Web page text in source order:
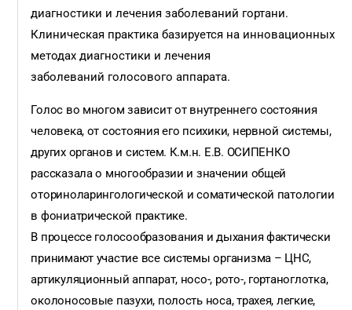
диагностики и лечения заболеваний гортани.
Клиническая практика базируется на инновационных
методах диагностики и лечения
заболеваний голосового аппарата.
Голос во многом зависит от внутреннего состояния
человека, от состояния его психики, нервной системы,
других органов и систем. К.м.н. Е.В. ОСИПЕНКО
рассказала о многообразии и значении общей
оториноларингологической и соматической патологии
в фониатрической практике.
В процессе голосообразования и дыхания фактически
принимают участие все системы организма – ЦНС,
артикуляционный аппарат, носо-, рото-, гортаноглотка,
околоносовые пазухи, полость носа, трахея, легкие,